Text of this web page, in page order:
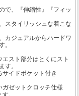
で、『伸縮性』『フィッ
スタイリッシュな着こな
カジュアルからハードワ
。
スト部分はとくにスト
す。
イドポケット付き
ゼットクロッチ仕様